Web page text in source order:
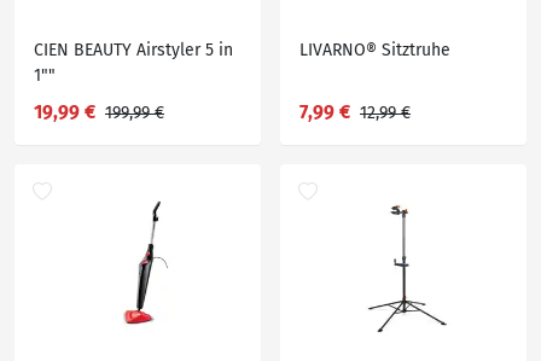
CIEN BEAUTY Airstyler 5 in
1""
19,99 € 199,99 €
LIVARNO® Sitztruhe
7,99 € 12,99 €